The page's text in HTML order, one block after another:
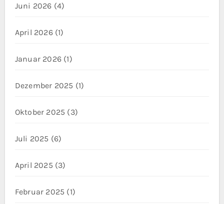
Juni 2026 (4)
April 2026(1)
Januar 2026(1)
Dezember 2025 (1)
Oktober 2025 (3)
Juli 2025 (6)
April 2025 (3)
Februar 2025 (1)